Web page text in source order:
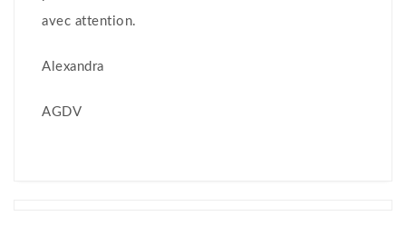
avec attention.
Alexandra
AGDV